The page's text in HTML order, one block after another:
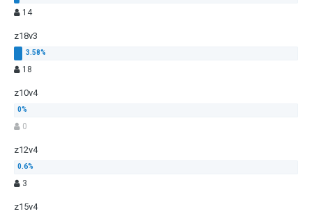
14
z18v3
18
z10v4
0
z12v4
3
z15v4